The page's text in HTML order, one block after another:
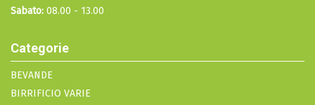
Sabato: 08.00 - 13.00
Categorie
BEVANDE
BIRRIFICIO VARIE